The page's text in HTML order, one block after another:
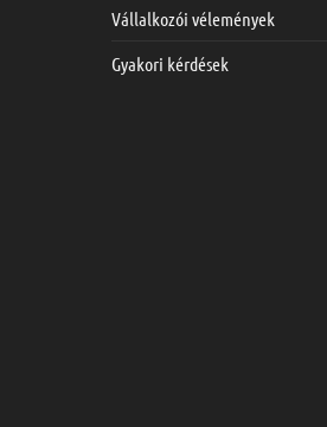
Vállalkozói vélemények
Gyakori kérdések